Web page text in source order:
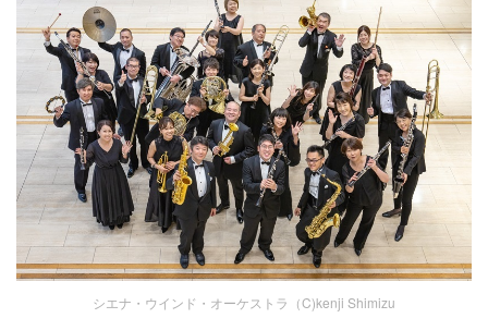
シエナ・ウインド・オーケストラ（C)kenji Shimizu